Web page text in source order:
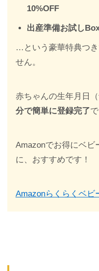
10%OFF
出産準備お試し
…という豪華特典つ
せん。
赤ちゃんの生年月日
分で簡単に登録完了
Amazonでお得にベビ
に、おすすめです！
Amazonらくらくベビ